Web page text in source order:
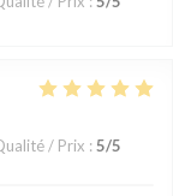
/ Prix : 5/5